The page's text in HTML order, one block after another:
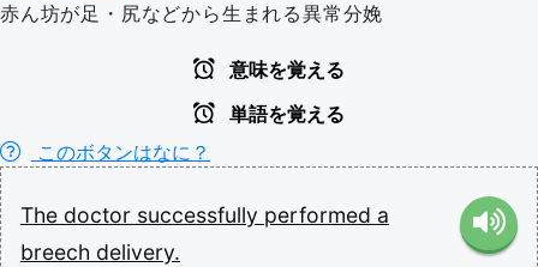
赤ん坊が足・尻などから生まれる異常分娩
意味を覚える
単語を覚える
このボタンはなに？
The doctor successfully performed a
breech delivery.